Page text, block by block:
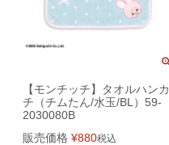
【モンチッチ】タオルハンカ
チ（チムたん/水玉/BL）59-
2030080B
販売価格 ¥880税込